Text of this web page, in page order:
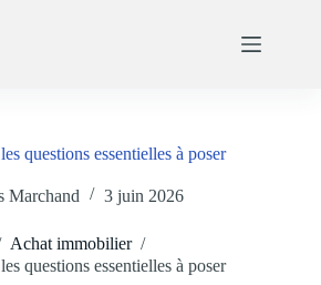
questions essentielles à poser
Marchand 3 juin 2026
Achat immobilier /
questions essentielles à poser